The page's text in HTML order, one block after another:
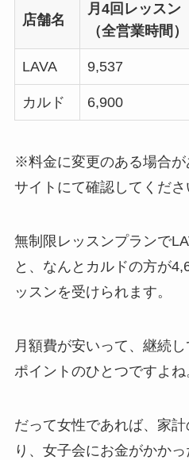
店舗名
月4回レッスン
（全営業時間）
LAVA 9,537
カルド 6,900
※料金に変更のある場合
サイトにて確認してくださ
無制限レッスンプランで
と、なんと カルドの方が
ッスンを受けられます。
月額費が安いって、継続
ポイントのひとつですよね
だって女性であれば、家
り、女子会にお金がかか